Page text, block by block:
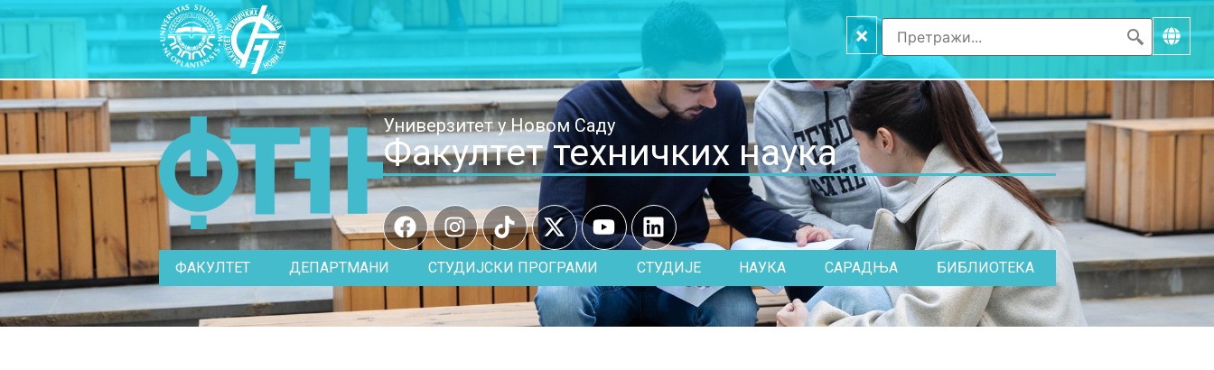
×
Универзитет у Новом Саду
Факултет техничких наука
ФАКУЛТЕТ ДЕПАРТМАНИ СТУДИЈСКИ ПРОГРАМИ СТУДИЈЕ НАУКА САРАДЊА БИБЛИОТЕКА